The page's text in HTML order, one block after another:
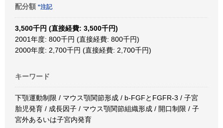
配分額 *注記
3,500千円 (直接経費: 3,500千円)
2001年度: 800千円 (直接経費: 800千円)
2000年度: 2,700千円 (直接経費: 2,700千円)
キーワード
下顎運動制限 / マウス顎関節形成 / b-FGFとFGFR-3 / 子宮
胎児発育 / 成長因子 / マウス顎関節組織形成 / 開口制限 / 子
宮外あるいは子宮内発育